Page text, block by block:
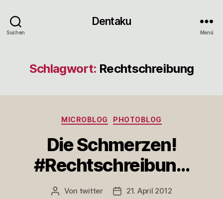
Suchen
Dentaku
Menü
Schlagwort: Rechtschreibung
Kategorien
MICROBLOG PHOTOBLOG
Die Schmerzen!
#Rechtschreibun…
Beitragsautor
Von twitter Veröffentlichungsdatum
21. April 2012